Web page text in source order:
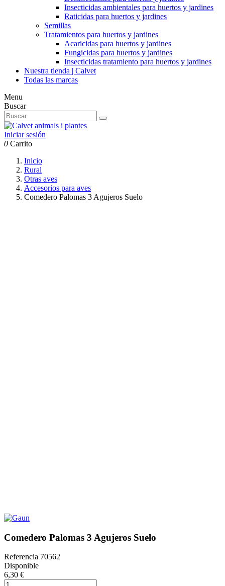
Insecticidas ambientales para huertos y jardines
Raticidas para huertos y jardines
Semillas
Tratamientos para huertos y jardines
Acaricidas para huertos y jardines
Fungicidas para huertos y jardines
Insecticidas tratamiento para huertos y jardines
Nuestra tienda | Calvet
Todas las marcas
Menu
Buscar
Iniciar sesión
0 Carrito
Inicio
Rural
Otras aves
Accesorios para aves
Comedero Palomas 3 Agujeros Suelo
Comedero Palomas 3 Agujeros Suelo
Referencia 70562
Disponible
6,30 €